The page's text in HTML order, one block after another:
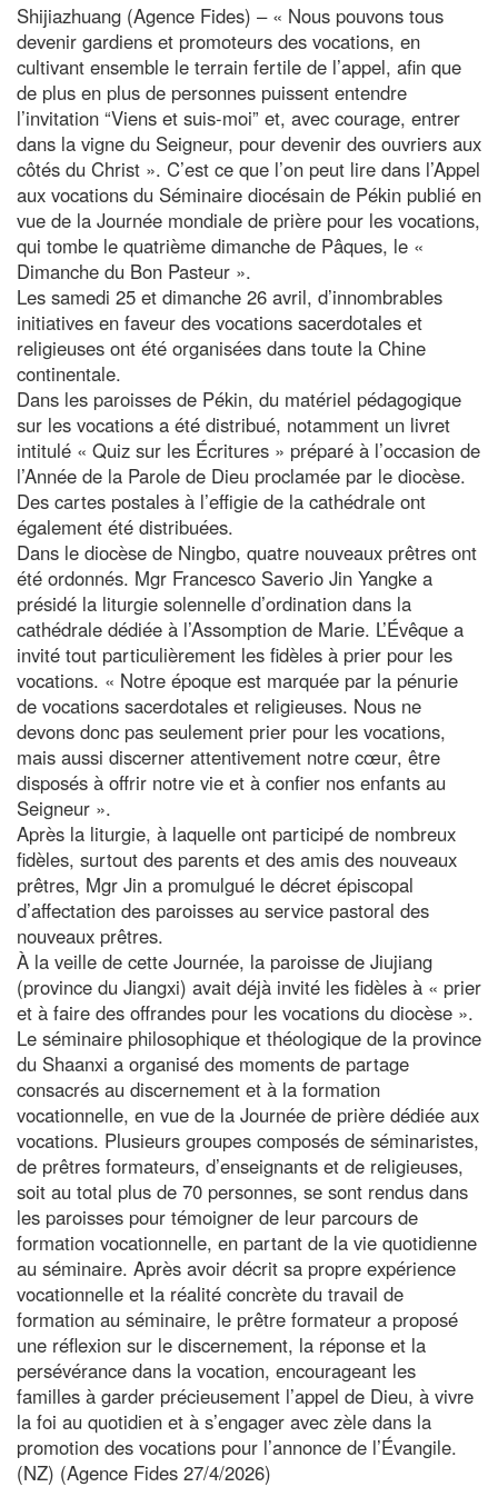
Shijiazhuang (Agence Fides) – « Nous pouvons tous
devenir gardiens et promoteurs des vocations, en
cultivant ensemble le terrain fertile de l’appel, afin que
de plus en plus de personnes puissent entendre
l’invitation “Viens et suis-moi” et, avec courage, entrer
dans la vigne du Seigneur, pour devenir des ouvriers aux
côtés du Christ ». C’est ce que l’on peut lire dans l’Appel
aux vocations du Séminaire diocésain de Pékin publié en
vue de la Journée mondiale de prière pour les vocations,
qui tombe le quatrième dimanche de Pâques, le «
Dimanche du Bon Pasteur ».
Les samedi 25 et dimanche 26 avril, d’innombrables
initiatives en faveur des vocations sacerdotales et
religieuses ont été organisées dans toute la Chine
continentale.
Dans les paroisses de Pékin, du matériel pédagogique
sur les vocations a été distribué, notamment un livret
intitulé « Quiz sur les Écritures » préparé à l’occasion de
l’Année de la Parole de Dieu proclamée par le diocèse.
Des cartes postales à l’effigie de la cathédrale ont
également été distribuées.
Dans le diocèse de Ningbo, quatre nouveaux prêtres ont
été ordonnés. Mgr Francesco Saverio Jin Yangke a
présidé la liturgie solennelle d’ordination dans la
cathédrale dédiée à l’Assomption de Marie. L’Évêque a
invité tout particulièrement les fidèles à prier pour les
vocations. « Notre époque est marquée par la pénurie
de vocations sacerdotales et religieuses. Nous ne
devons donc pas seulement prier pour les vocations,
mais aussi discerner attentivement notre cœur, être
disposés à offrir notre vie et à confier nos enfants au
Seigneur ».
Après la liturgie, à laquelle ont participé de nombreux
fidèles, surtout des parents et des amis des nouveaux
prêtres, Mgr Jin a promulgué le décret épiscopal
d’affectation des paroisses au service pastoral des
nouveaux prêtres.
À la veille de cette Journée, la paroisse de Jiujiang
(province du Jiangxi) avait déjà invité les fidèles à « prier
et à faire des offrandes pour les vocations du diocèse ».
Le séminaire philosophique et théologique de la province
du Shaanxi a organisé des moments de partage
consacrés au discernement et à la formation
vocationnelle, en vue de la Journée de prière dédiée aux
vocations. Plusieurs groupes composés de séminaristes,
de prêtres formateurs, d’enseignants et de religieuses,
soit au total plus de 70 personnes, se sont rendus dans
les paroisses pour témoigner de leur parcours de
formation vocationnelle, en partant de la vie quotidienne
au séminaire. Après avoir décrit sa propre expérience
vocationnelle et la réalité concrète du travail de
formation au séminaire, le prêtre formateur a proposé
une réflexion sur le discernement, la réponse et la
persévérance dans la vocation, encourageant les
familles à garder précieusement l’appel de Dieu, à vivre
la foi au quotidien et à s’engager avec zèle dans la
promotion des vocations pour l’annonce de l’Évangile.
(NZ) (Agence Fides 27/4/2026)